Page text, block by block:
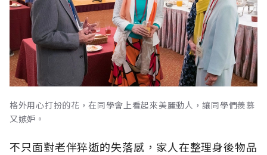
格外用心打扮的花，在同學會上看起來美麗動人，讓同學們羨慕
又嫉妒。
不只面對老伴猝逝的失落感，家人在整理身後物品